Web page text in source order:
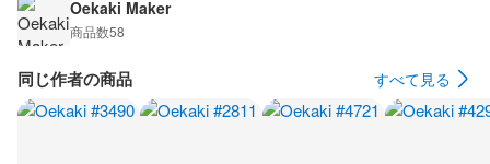
Oekaki Maker
商品数58
同じ作者の商品 すべて見る